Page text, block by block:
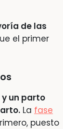
de las
el primer
un parto
La fase
puesto